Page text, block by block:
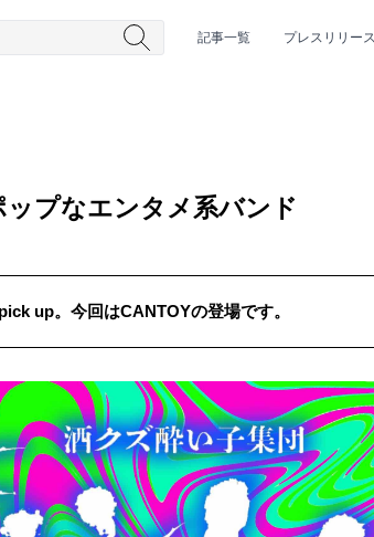
記事一覧 プレスリリー
シンガー #ヒップホップ #男性シンガーグループ
プなエンタメ系バンド
up。今回はCANTOYの登場です。